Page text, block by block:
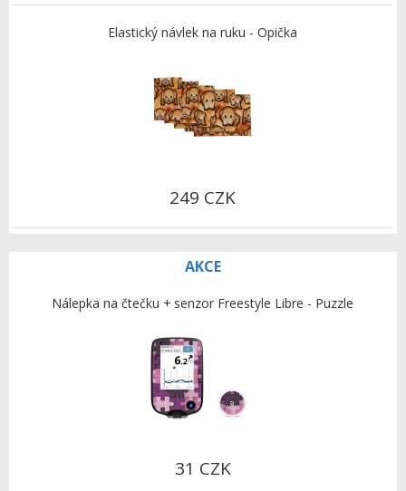
Elastický návlek na ruku - Opička
249 CZK
AKCE
Nálepka na čtečku + senzor Freestyle Libre - Puzzle
31 CZK